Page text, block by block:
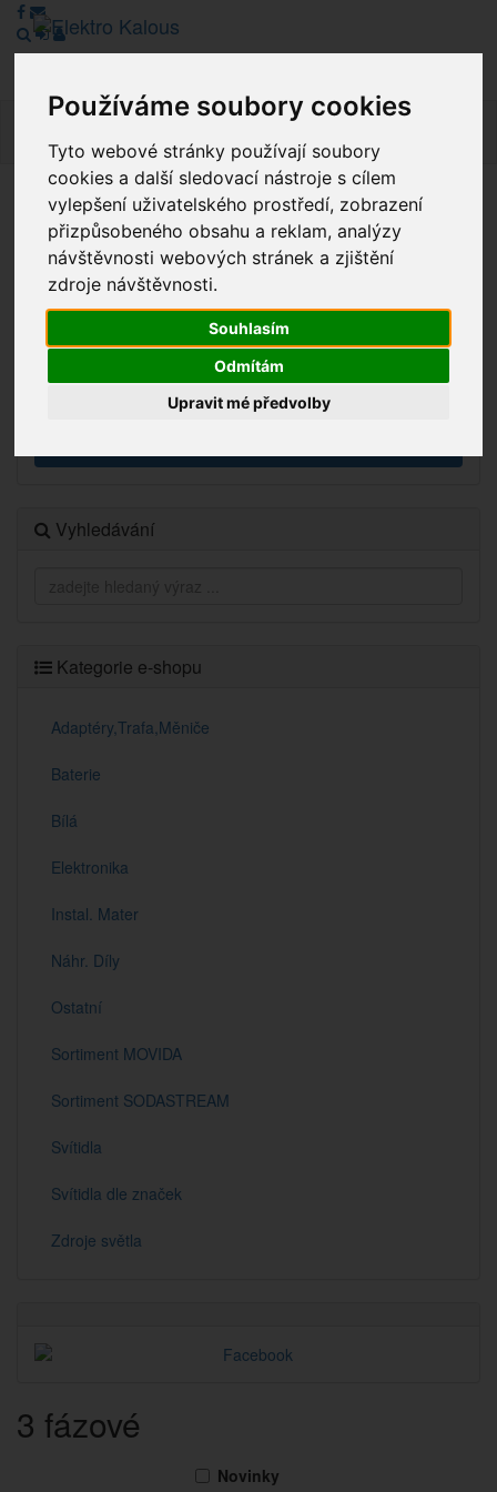
Používáme soubory cookies
Tyto webové stránky používají soubory
cookies a další sledovací nástroje s cílem
vylepšení uživatelského prostředí, zobrazení
přizpůsobeného obsahu a reklam, analýzy
návštěvnosti webových stránek a zjištění
zdroje návštěvnosti.
Souhlasím
Odmítám
Upravit mé předvolby
Vážení zákazníci, v tuto chvíli je Náš internetový obchod v
režimu Katalogu. Objednávky on-line nyní nelze vyřídit.
Děkujeme za pochopení.
Výprodej
Vyhledávání
Kategorie e-shopu
Adaptéry,Trafa,Měniče
Baterie
Bílá
Elektronika
Instal. Mater
Náhr. Díly
Ostatní
Sortiment MOVIDA
Sortiment SODASTREAM
Svítidla
Svítidla dle značek
Zdroje světla
3 fázové
Novinky